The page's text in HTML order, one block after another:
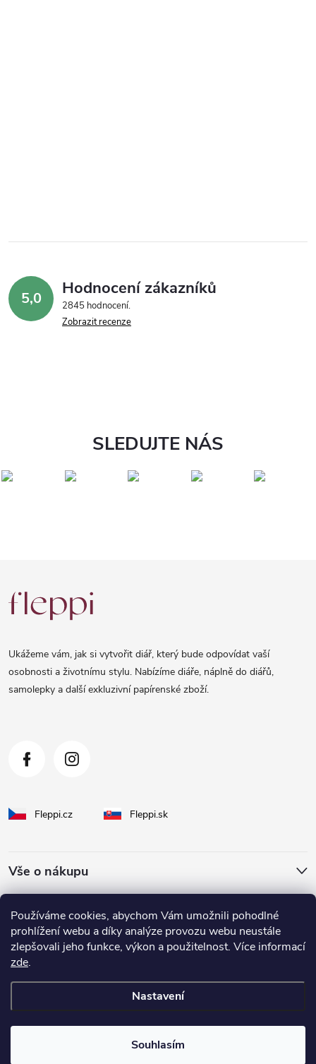
Používáme cookies, abychom Vám umožnili pohodlné
prohlížení webu a díky analýze provozu webu neustále
zlepšovali jeho funkce, výkon a použitelnost. Více informací
zde.
Nastavení
Souhlasím
5,0 Hodnocení zákazníků
2845 hodnocení
Zobrazit recenze
SLEDUJTE NÁS
á
Ukážeme vám, jak si vytvořit diář, který bude odpovídat vaší
osobnosti a životnímu stylu. Nabízíme diáře, náplně do diářů,
samolepky a další exkluzivní papírenské zboží.
Fleppi.cz Fleppi.sk
Vše o nákupu
O Fleppi
Inspirace pro vás
Copyright 2026fleppi. Všechna práva vyhrazena.